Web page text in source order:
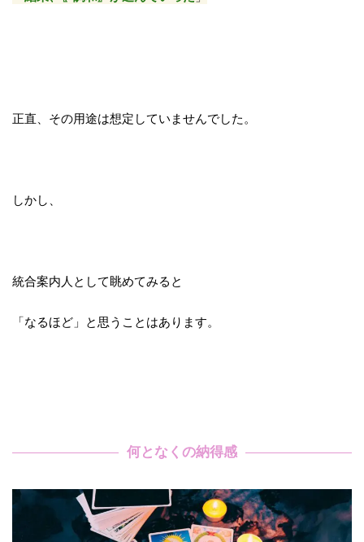
正直、その用途は想定していませんでした。
しかし、
統合案内人として眺めてみると
「なるほど」と思うことはあります。
何となくの納得感